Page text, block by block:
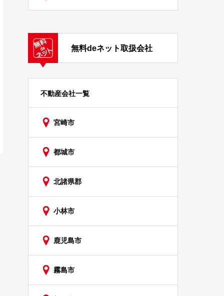
無料deネット取扱会社
不動産会社一覧
宮崎市
都城市
北諸県郡
小林市
鹿児島市
霧島市